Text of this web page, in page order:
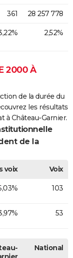
361 28 257 778
2,52%
2000 À
de la durée du
les résultats
à Château-Garnier.
de la
voix
Voix
103
53
National